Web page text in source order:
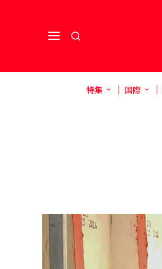
特集 国際